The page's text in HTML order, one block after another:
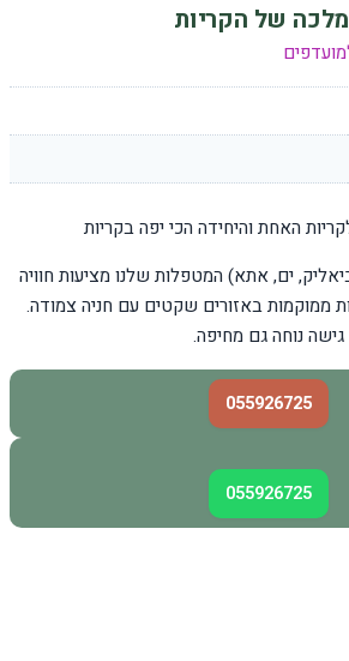
של הקריות
האחת והיחידה הכי יפה בקריות
ים, אתא) המטפלות שלנו מציעות חוויה
ממוקמות באזורים שקטים עם חניה צמודה.
גישה נוחה גם מחיפה.
055926725
055926725